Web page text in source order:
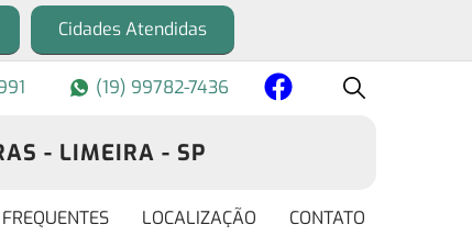
Cidades Atendidas
(19) 99782-7436
- LIMEIRA - SP
LOCALIZAÇÃO CONTATO